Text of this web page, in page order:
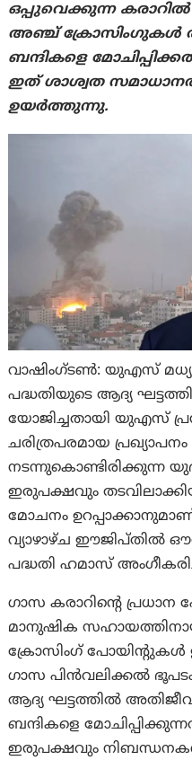
ഒപ്പുവെക്കുന്ന
അഞ്ച് ക്രോസിംഗുകൾ
ബന്ദികളെ
ഇത് ശാശ്വത
ഉയർത്തുന്നു.
വാഷിംഗ്ടണ്‍: യുഎസ്
പദ്ധതിയുടെ ആദ്യ
യോജിച്ചതായി യുഎസ്
ചരിത്രപരമായ
നടന്നുകൊണ്ടിരിക്കുന്ന
ഇരുപക്ഷവും
മോചനം
വ്യാഴാഴ്ച ഈജിപ്തിൽ
പദ്ധതി ഹമാസ്
ഗാസ കരാറിന്റെ
മാനുഷിക
ക്രോസിംഗ് പോയിന്റുകൾ
ഗാസ പിൻവലിക്കൽ ഭൂപടം
ആദ്യ ഘട്ടത്തിൽ
ബന്ദികളെ
ഇരുപക്ഷവും